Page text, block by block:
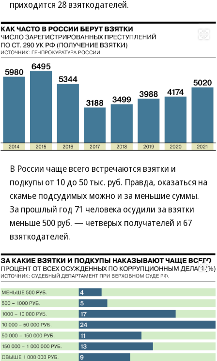
приходится 28 взяткодателей.
В России чаще всего встречаются взятки и
подкупы от 10 до 50 тыс. руб. Правда, оказаться на
скамье подсудимых можно и за меньшие суммы.
За прошлый год 71 человека осудили за взятки
меньше 500 руб. — четверых получателей и 67
взяткодателей.